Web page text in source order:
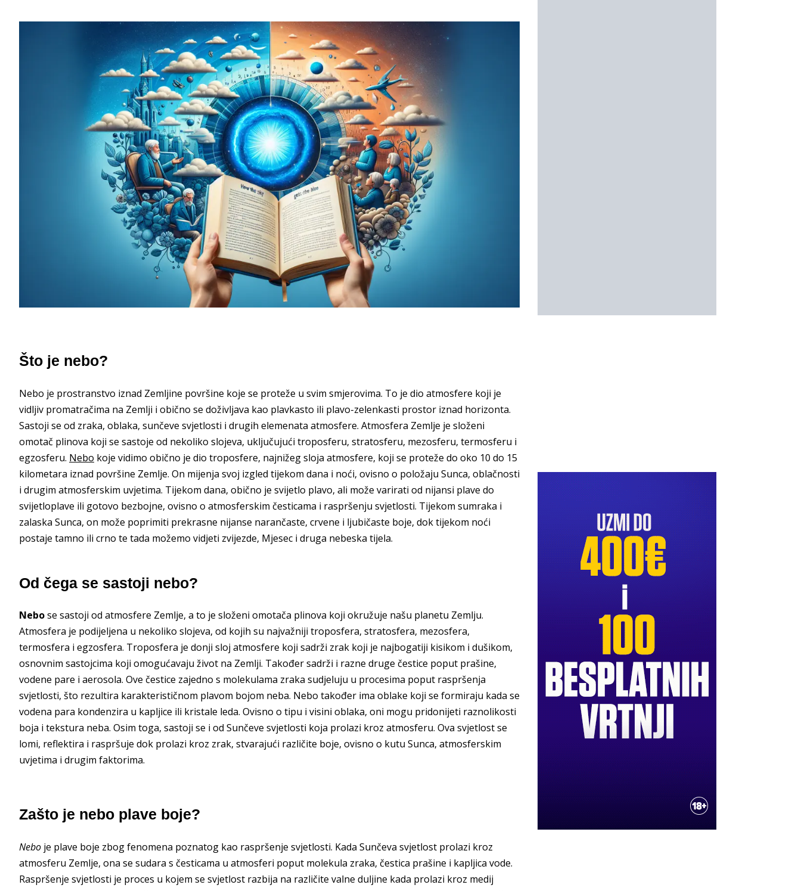
Što je nebo?
Nebo je prostranstvo iznad Zemljine površine koje se proteže u svim smjerovima. To je dio atmosfere koji je
vidljiv promatračima na Zemlji i obično se doživljava kao plavkasto ili plavo-zelenkasti prostor iznad horizonta.
Sastoji se od zraka, oblaka, sunčeve svjetlosti i drugih elemenata atmosfere. Atmosfera Zemlje je složeni
omotač plinova koji se sastoje od nekoliko slojeva, uključujući troposferu, stratosferu, mezosferu, termosferu i
egzosferu. Nebo koje vidimo obično je dio troposfere, najnižeg sloja atmosfere, koji se proteže do oko 10 do 15
kilometara iznad površine Zemlje. On mijenja svoj izgled tijekom dana i noći, ovisno o položaju Sunca, oblačnosti
i drugim atmosferskim uvjetima. Tijekom dana, obično je svijetlo plavo, ali može varirati od nijansi plave do
svijetloplave ili gotovo bezbojne, ovisno o atmosferskim česticama i raspršenju svjetlosti. Tijekom sumraka i
zalaska Sunca, on može poprimiti prekrasne nijanse narančaste, crvene i ljubičaste boje, dok tijekom noći
postaje tamno ili crno te tada možemo vidjeti zvijezde, Mjesec i druga nebeska tijela.
Od čega se sastoji nebo?
Nebose sastoji od atmosfere Zemlje, a to je složeni omotača plinova koji okružuje našu planetu Zemlju.
Atmosfera je podijeljena u nekoliko slojeva, od kojih su najvažniji troposfera, stratosfera, mezosfera,
termosfera i egzosfera. Troposfera je donji sloj atmosfere koji sadrži zrak koji je najbogatiji kisikom i dušikom,
osnovnim sastojcima koji omogućavaju život na Zemlji. Također sadrži i razne druge čestice poput prašine,
vodene pare i aerosola. Ove čestice zajedno s molekulama zraka sudjeluju u procesima poput raspršenja
svjetlosti, što rezultira karakterističnom plavom bojom neba. Nebo također ima ​​oblake koji se formiraju kada se
vodena para kondenzira u kapljice ili kristale leda. Ovisno o tipu i visini oblaka, oni mogu pridonijeti raznolikosti
boja i tekstura neba. Osim toga, sastoji se i od Sunčeve svjetlosti koja prolazi kroz atmosferu. Ova svjetlost se
lomi, reflektira i raspršuje dok prolazi kroz zrak, stvarajući različite boje, ovisno o kutu Sunca, atmosferskim
uvjetima i drugim faktorima.
Zašto je nebo plave boje?
Nebo je plave boje zbog fenomena poznatog kao raspršenje svjetlosti. Kada Sunčeva svjetlost prolazi kroz
atmosferu Zemlje, ona se sudara s česticama u atmosferi poput molekula zraka, čestica prašine i kapljica vode.
Raspršenje svjetlosti je proces u kojem se svjetlost razbija na različite valne duljine kada prolazi kroz medij